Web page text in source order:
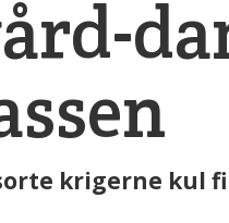
krigerne kul